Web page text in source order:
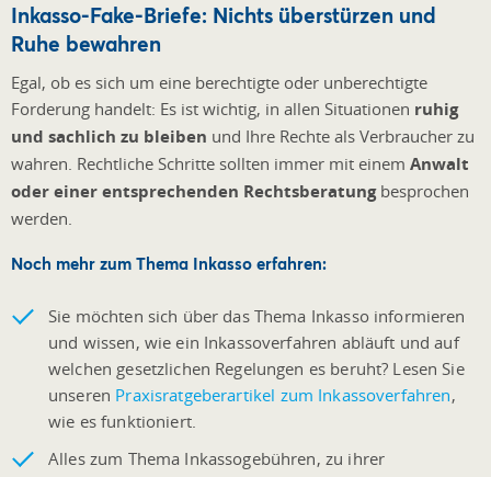
Inkasso-Fake-Briefe: Nichts überstürzen und
Ruhe bewahren
Egal, ob es sich um eine berechtigte oder unberechtigte
Forderung handelt: Es ist wichtig, in allen Situationen ruhig
und sachlich zu bleiben und Ihre Rechte als Verbraucher zu
wahren. Rechtliche Schritte sollten immer mit einem Anwalt
oder einer entsprechenden Rechtsberatungbesprochen
werden.
Noch mehr zum Thema Inkasso erfahren:
Sie möchten sich über das Thema Inkasso informieren
und wissen, wie ein Inkassoverfahren abläuft und auf
welchen gesetzlichen Regelungen es beruht? Lesen Sie
unseren Praxisratgeberartikel zum Inkassoverfahren,
wie es funktioniert.
Alles zum Thema Inkassogebühren, zu ihrer